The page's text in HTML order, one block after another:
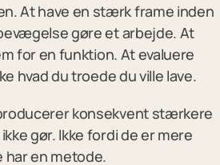
At have en stærk frame inden
gøre et arbejde. At
for en funktion. At evaluere
hvad du troede du ville lave.
konsekvent stærkere
gør. Ikke fordi de er mere
har en metode.